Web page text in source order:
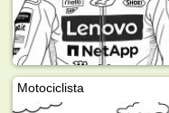
Motociclista